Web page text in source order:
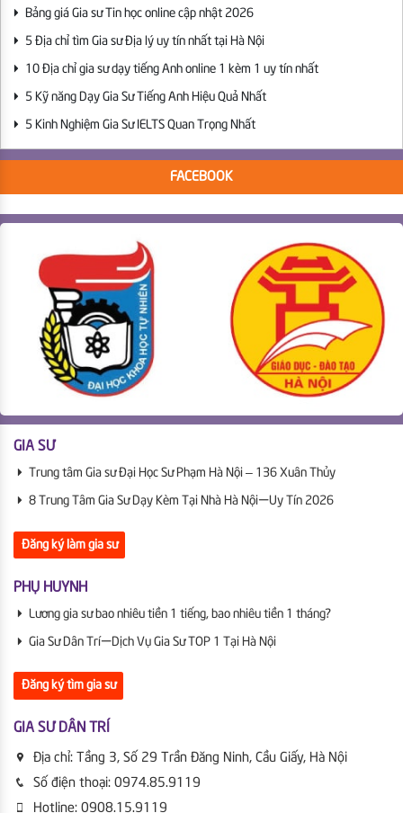
Bảng giá Gia sư Tin học online cập nhật 2026
5 Địa chỉ tìm Gia sư Địa lý uy tín nhất tại Hà Nội
10 Địa chỉ gia sư dạy tiếng Anh online 1 kèm 1 uy tín nhất
5 Kỹ năng Dạy Gia Sư Tiếng Anh Hiệu Quả Nhất
5 Kinh Nghiệm Gia Sư IELTS Quan Trọng Nhất
FACEBOOK
GIA SƯ
Trung tâm Gia sư Đại Học Sư Phạm Hà Nội – 136 Xuân Thủy
8 Trung Tâm Gia Sư Dạy Kèm Tại Nhà Hà Nội | Uy Tín 2026
Đăng ký làm gia sư
PHỤ HUYNH
Lương gia sư bao nhiêu tiền 1 tiếng, bao nhiêu tiền 1 tháng?
Gia Sư Dân Trí | Dịch Vụ Gia Sư TOP 1 Tại Hà Nội
Đăng ký tìm gia sư
GIA SƯ DÂN TRÍ
Địa chỉ: Tầng 3, Số 29 Trần Đăng Ninh, Cầu Giấy, Hà Nội
Số điện thoại: 0974.85.9119
Hotline: 0908.15.9119